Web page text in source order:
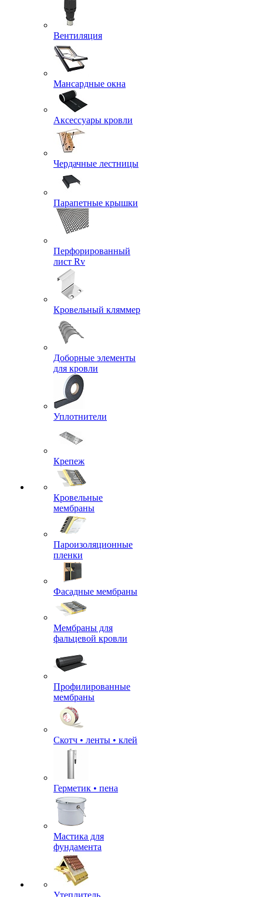
Вентиляция
Мансардные окна
Аксессуары кровли
Чердачные лестницы
Парапетные крышки
Перфорированный
лист Rv
Кровельный кляммер
Доборные элементы
для кровли
Уплотнители
Крепеж
Кровельные
мембраны
Пароизоляционные
пленки
Фасадные мембраны
Мембраны для
фальцевой кровли
Профилированные
мембраны
Скотч • ленты • клей
Герметик • пена
Мастика для
фундамента
Утеплитель